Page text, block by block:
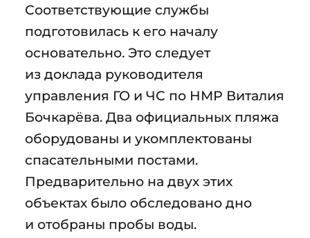
Соответствующие службы
подготовилась к его началу
основательно. Это следует
из доклада руководителя
управления ГО и ЧС по НМР Виталия
Бочкарёва. Два официальных пляжа
оборудованы и укомплектованы
спасательными постами.
Предварительно на двух этих
объектах было обследовано дно
и отобраны пробы воды.